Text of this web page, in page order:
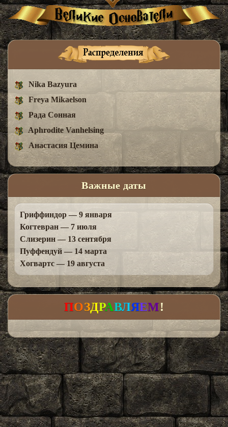
Nika Bazyura
Freya Mikaelson
Рада Сонная
Aphrodite Vanhelsing
Анастасия Цемина
Важные даты
Гриффиндор — 9 января
Когтевран — 7 июля
Слизерин — 13 сентября
Пуффендуй — 14 марта
Хогвартс — 19 августа
ПОЗДРАВЛЯЕМ!